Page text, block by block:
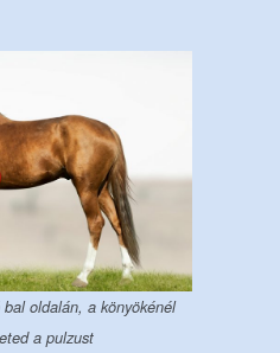
oldalán, a könyökénél
a pulzust